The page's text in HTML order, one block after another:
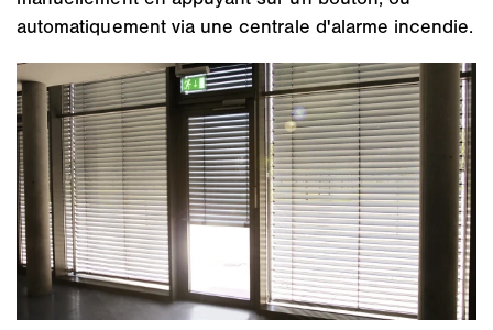
automatiquement via une centrale d'alarme incendie.